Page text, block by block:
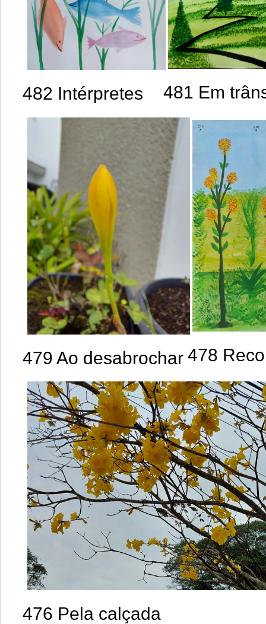
482 Intérpretes 481 Em
479 Ao desabrochar 478
476 Pela calçada